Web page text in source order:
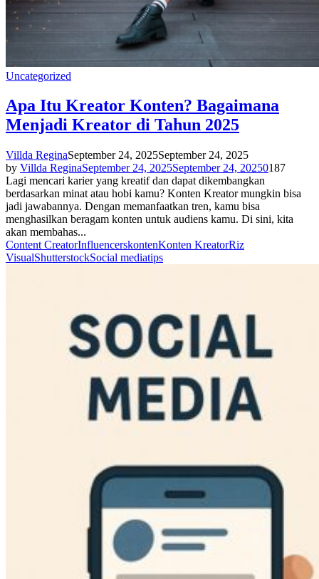
Uncategorized
Apa Itu Kreator Konten? Bagaimana
Menjadi Kreator di Tahun 2025
Villda ReginaSeptember 24, 2025September 24, 2025
by Villda ReginaSeptember 24, 2025September 24, 20250187
Lagi mencari karier yang kreatif dan dapat dikembangkan
berdasarkan minat atau hobi kamu? Konten Kreator mungkin bisa
jadi jawabannya. Dengan memanfaatkan tren, kamu bisa
menghasilkan beragam konten untuk audiens kamu. Di sini, kita
akan membahas...
Content CreatorInfluencerskontenKonten KreatorRiz
VisualShutterstockSocial mediatips